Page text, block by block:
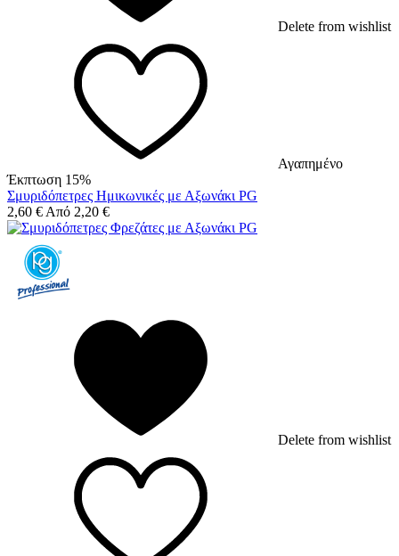
Delete from wishlist
Αγαπημένο
Έκπτωση 15%
Σμυριδόπετρες Ημικωνικές με Αξωνάκι PG
2,60 € Από 2,20 €
Delete from wishlist